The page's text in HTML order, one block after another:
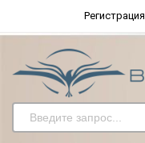
Регистрация